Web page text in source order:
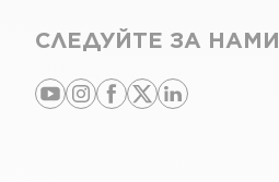
СЛЕДУЙТЕ ЗА НАМИ
youtube
instagram
facebook
x linkedin